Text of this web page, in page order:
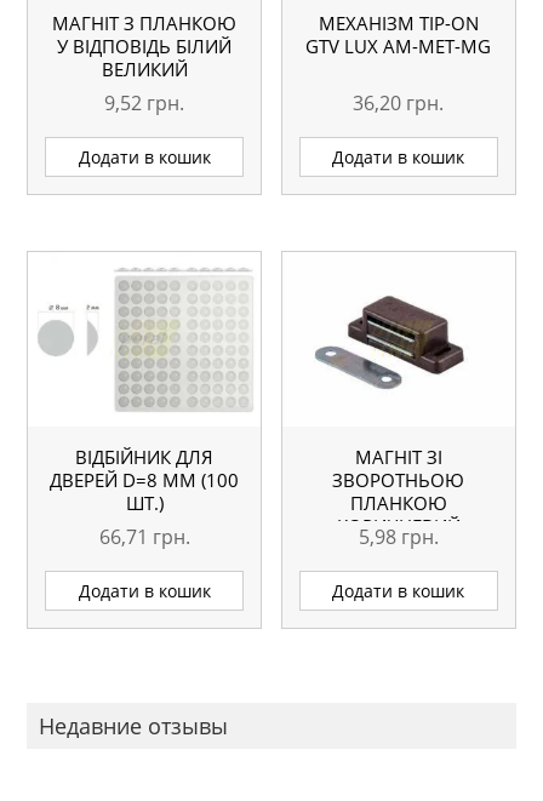
МАГНІТ З ПЛАНКОЮ
У ВІДПОВІДЬ БІЛИЙ
ВЕЛИКИЙ
9,52 грн.
Додати в кошик
МЕХАНІЗМ TIP-ON
GTV LUX AM-MET-MG
36,20 грн.
Додати в кошик
ВІДБІЙНИК ДЛЯ
ДВЕРЕЙ D=8 ММ (100
ШТ.)
66,71 грн.
Додати в кошик
МАГНІТ ЗІ
ЗВОРОТНЬОЮ
ПЛАНКОЮ
КОРИЧНЕВИЙ
5,98 грн.
Додати в кошик
Недавние отзывы